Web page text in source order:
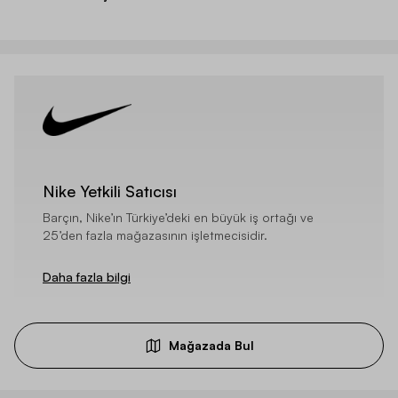
Nike Yetkili Satıcısı
Barçın, Nike’ın Türkiye’deki en büyük iş ortağı ve
25’den fazla mağazasının işletmecisidir.
Daha fazla bilgi
Mağazada Bul